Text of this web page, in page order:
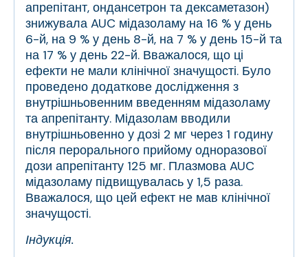
апрепітант, ондансетрон та дексаметазон)
знижувала AUC мідазоламу на 16 % у день
6-й, на 9 % у день 8-й, на 7 % у день 15-й та
на 17 % у день 22-й. Вважалося, що ці
ефекти не мали клінічної значущості. Було
проведено додаткове дослідження з
внутрішньовенним введенням мідазоламу
та апрепітанту. Мідазолам вводили
внутрішньовенно у дозі 2 мг через 1 годину
після перорального прийому одноразової
дози апрепітанту 125 мг. Плазмова AUC
мідазоламу підвищувалась у 1,5 раза.
Вважалося, що цей ефект не мав клінічної
значущості.
Індукція.